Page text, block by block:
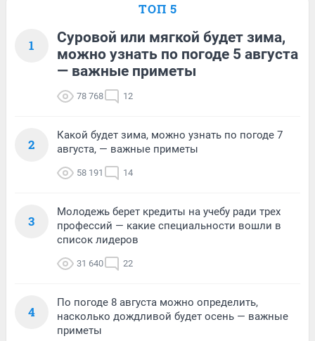
ТОП 5
1
Суровой или мягкой будет зима,
можно узнать по погоде 5 августа
— важные приметы
78 768 12
2
Какой будет зима, можно узнать по погоде 7
августа, — важные приметы
58 191 14
3
Молодежь берет кредиты на учебу ради трех
профессий — какие специальности вошли в
список лидеров
31 640 22
4
По погоде 8 августа можно определить,
насколько дождливой будет осень — важные
приметы